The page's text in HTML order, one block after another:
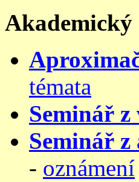
Akademický
témata
Seminář
Seminář
- oznámení